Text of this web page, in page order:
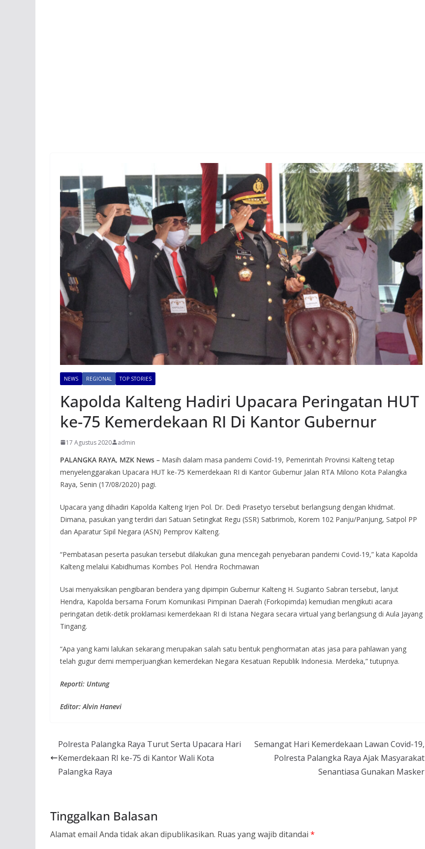
NEWS REGIONAL TOP STORIES
Kapolda Kalteng Hadiri Upacara Peringatan HUT
ke-75 Kemerdekaan RI Di Kantor Gubernur
17 Agustus 2020 admin
PALANGKA RAYA, MZK News – Masih dalam masa pandemi Covid-19, Pemerintah Provinsi Kalteng tetap
menyelenggarakan Upacara HUT ke-75 Kemerdekaan RI di Kantor Gubernur Jalan RTA Milono Kota Palangka
Raya, Senin (17/08/2020) pagi.
Upacara yang dihadiri Kapolda Kalteng Irjen Pol. Dr. Dedi Prasetyo tersebut berlangsung dengan khidmat.
Dimana, pasukan yang terdiri dari Satuan Setingkat Regu (SSR) Satbrimob, Korem 102 Panju/Panjung, Satpol PP
dan Aparatur Sipil Negara (ASN) Pemprov Kalteng.
“Pembatasan peserta pasukan tersebut dilakukan guna mencegah penyebaran pandemi Covid-19,” kata Kapolda
Kalteng melalui Kabidhumas Kombes Pol. Hendra Rochmawan
Usai menyaksikan pengibaran bendera yang dipimpin Gubernur Kalteng H. Sugianto Sabran tersebut, lanjut
Hendra, Kapolda bersama Forum Komunikasi Pimpinan Daerah (Forkopimda) kemudian mengikuti acara
peringatan detik-detik proklamasi kemerdekaan RI di Istana Negara secara virtual yang berlangsung di Aula Jayang
Tingang.
“Apa yang kami lalukan sekarang merupakan salah satu bentuk penghormatan atas jasa para pahlawan yang
telah gugur demi memperjuangkan kemerdekan Negara Kesatuan Republik Indonesia. Merdeka,” tutupnya.
Reporti: Untung
Editor: Alvin Hanevi
Polresta Palangka Raya Turut Serta Upacara Hari
Kemerdekaan RI ke-75 di Kantor Wali Kota
Palangka Raya
Semangat Hari Kemerdekaan Lawan Covid-19,
Polresta Palangka Raya Ajak Masyarakat
Senantiasa Gunakan Masker
Tinggalkan Balasan
Alamat email Anda tidak akan dipublikasikan. Ruas yang wajib ditandai *